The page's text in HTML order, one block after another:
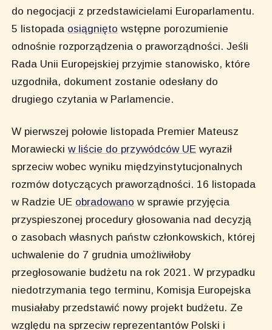
do negocjacji z przedstawicielami Europarlamentu.
5 listopada osiągnięto wstępne porozumienie
odnośnie rozporządzenia o praworządności. Jeśli
Rada Unii Europejskiej przyjmie stanowisko, które
uzgodniła, dokument zostanie odesłany do
drugiego czytania w Parlamencie.
W pierwszej połowie listopada Premier Mateusz
Morawieckiw liście do przywódców UE wyraził
sprzeciw wobec wyniku międzyinstytucjonalnych
rozmów dotyczących praworządności. 16 listopada
w Radzie UE obradowano w sprawie przyjęcia
przyspieszonej procedury głosowania nad decyzją
o zasobach własnych państw członkowskich, której
uchwalenie do 7 grudnia umożliwiłoby
przegłosowanie budżetu na rok 2021. W przypadku
niedotrzymania tego terminu, Komisja Europejska
musiałaby przedstawić nowy projekt budżetu. Ze
względu na sprzeciw reprezentantów Polski i